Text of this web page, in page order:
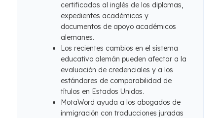
certificadas al inglés de los diplomas,
expedientes académicos y
documentos de apoyo académicos
alemanes.
Los recientes cambios en el sistema
educativo alemán pueden afectar a la
evaluación de credenciales y a los
estándares de comparabilidad de
títulos en Estados Unidos.
MotaWord ayuda a los abogados de
inmigración con traducciones juradas